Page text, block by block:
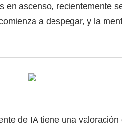
en ascenso, recientemente
a despegar, y la
de IA tiene una